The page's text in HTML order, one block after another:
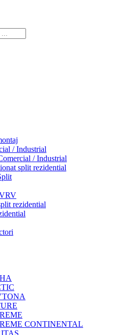
/ Industrial
/ Industrial
split rezidential
rezidential
CONTINENTAL